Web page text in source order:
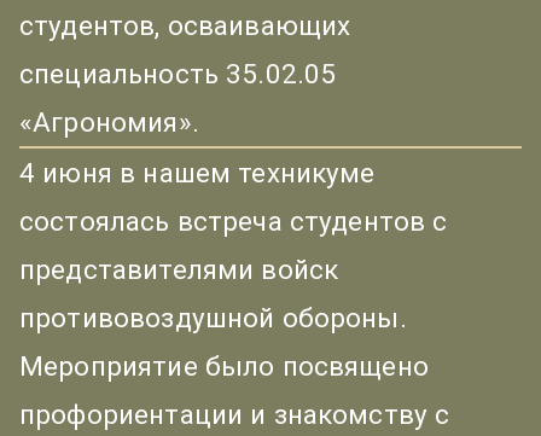
студентов, осваивающих
специальность 35.02.05
«Агрономия».
4 июня в нашем техникуме
состоялась встреча студентов с
представителями войск
противовоздушной обороны.
Мероприятие было посвящено
профориентации и знакомству с